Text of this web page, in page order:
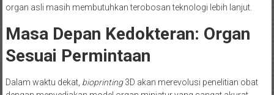
organ asli masih membutuhkan terobosan teknologi lebih lanjut.
Masa Depan Kedokteran: Organ
Sesuai Permintaan
Dalam waktu dekat, bioprinting3D akan merevolusi penelitian obat